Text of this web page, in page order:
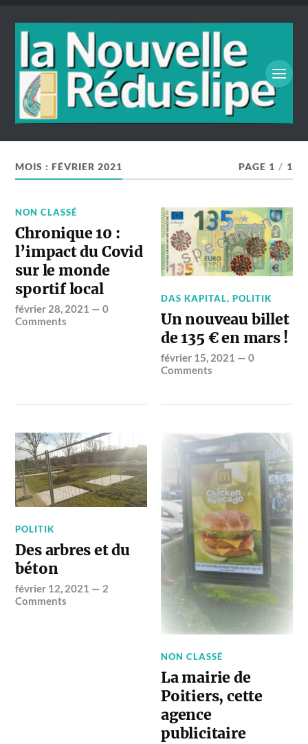
MOIS :FÉVRIER 2021 PAGE 1 / 1
NON CLASSÉ
Chronique 10 :
l’impact du Covid
sur le monde
sportif local
février 28, 2021 —0
Comments
DAS KAPITAL,POLITIK
Un nouveau billet
de 135 € en mars !
février 15, 2021 —0
Comments
POLITIK
Des arbres et du
béton
février 12, 2021 — 2
Comments
NON CLASSÉ
La mairie de
Poitiers, cette
agence
publicitaire